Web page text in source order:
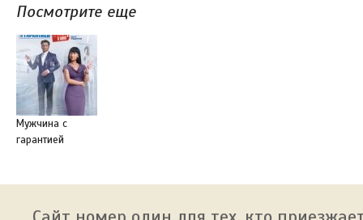
Посмотрите еще
Мужчина с
гарантией